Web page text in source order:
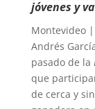
jóvenes y
Montevideo |
Andrés
pasado de la
que
de cerca y